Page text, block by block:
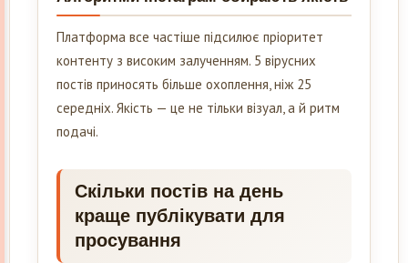
Платформа все частіше підсилює пріоритет
контенту з високим залученням. 5 вірусних
постів приносять більше охоплення, ніж 25
середніх. Якість — це не тільки візуал, а й ритм
подачі.
Скільки постів на день
краще публікувати для
просування